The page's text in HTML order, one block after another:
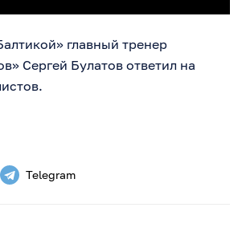
главный тренер
Сергей Булатов ответил на
Telegram